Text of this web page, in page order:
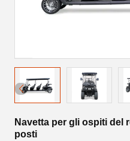
Navetta per gli ospiti del
posti